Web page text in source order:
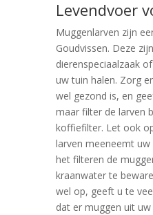
Levendvoer
Muggenlarven zijn
Goudvissen. Deze
dierenspeciaalzaak
uw tuin halen. Zorg
wel gezond is, en
maar filter de larven
koffiefilter. Let ook
larven meeneemt uw
het filteren de
kraanwater te
wel op, geeft u te
dat er muggen uit